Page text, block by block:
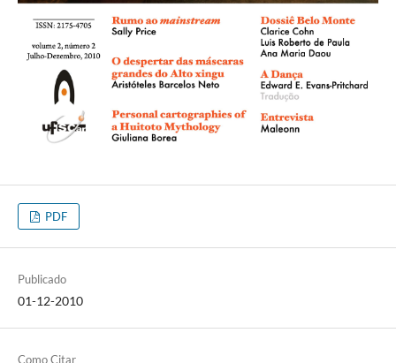
PDF
Publicado
01-12-2010
Como Citar